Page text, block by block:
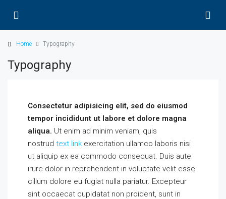
Home Typography
Typography
Consectetur adipisicing elit, sed do eiusmod
tempor incididunt ut labore et dolore magna
aliqua. Ut enim ad minim veniam, quis
nostrud text link exercitation ullamco laboris nisi
ut aliquip ex ea commodo consequat. Duis aute
irure dolor in reprehenderit in voluptate velit esse
cillum dolore eu fugiat nulla pariatur. Excepteur
sint occaecat cupidatat non proident, sunt in